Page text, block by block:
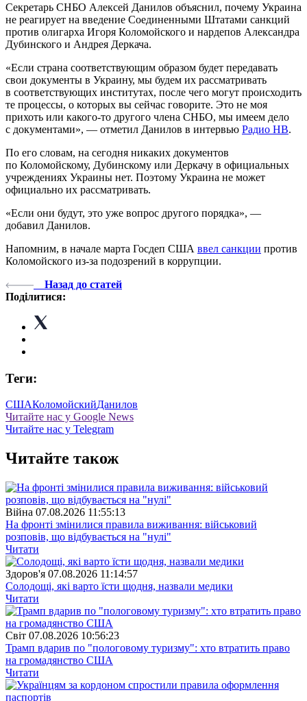
Секретарь СНБО Алексей Данилов объяснил, почему Украина
не реагирует на введение Соединенными Штатами санкций
против олигарха Игоря Коломойского и нардепов Александра
Дубинского и Андрея Деркача.
«Если страна соответствующим образом будет передавать
свои документы в Украину, мы будем их рассматривать
в соответствующих институтах, после чего могут происходить
те процессы, о которых вы сейчас говорите. Это не моя
прихоть или какого-то другого члена СНБО, мы имеем дело
с документами», — отметил Данилов в интервью Радио НВ.
По его словам, на сегодня никаких документов
по Коломойскому, Дубинскому или Деркачу в официальных
учреждениях Украины нет. Поэтому Украина не может
официально их рассматривать.
«Если они будут, это уже вопрос другого порядка», —
добавил Данилов.
Напомним, в начале марта Госдеп США ввел санкции против
Коломойского из-за подозрений в коррупции.
Назад до статей
Поділитися:
Теги:
СШАКоломойскийДанилов
Читайте нас у Google News
Читайте нас у Telegram
Читайте також
Війна 07.08.2026 11:55:13
На фронті змінилися правила виживання: військовий
розповів, що відбувається на "нулі"
Читати
Здоров'я 07.08.2026 11:14:57
Солодощі, які варто їсти щодня, назвали медики
Читати
Свiт 07.08.2026 10:56:23
Трамп вдарив по "пологовому туризму": хто втратить право
на громадянство США
Читати